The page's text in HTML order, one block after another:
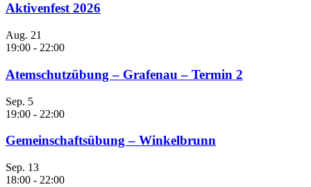
Aktivenfest 2026
Aug. 21
19:00 - 22:00
Atemschutzübung – Grafenau – Termin 2
Sep. 5
19:00 - 22:00
Gemeinschaftsübung – Winkelbrunn
Sep. 13
18:00 - 22:00